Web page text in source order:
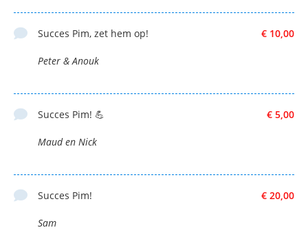
€ 10,00
Succes Pim, zet hem op!
Peter & Anouk
€ 5,00
Succes Pim! 💪
Maud en Nick
€ 20,00
Succes Pim!
Sam